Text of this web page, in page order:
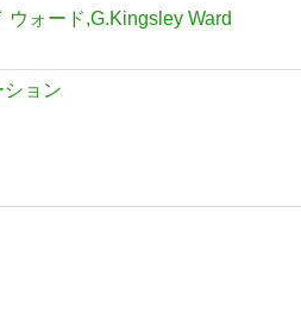
ウォード,G.Kingsley Ward
ョン